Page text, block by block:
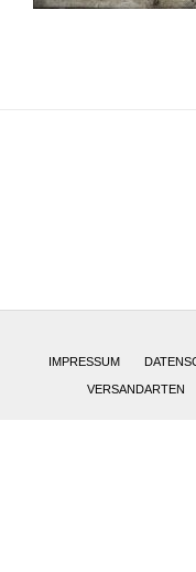
IMPRESSUM
VERSANDARTEN